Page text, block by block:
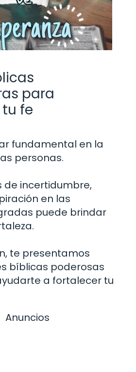
para
fe
fundamental en la
personas.
de incertidumbre,
en las
puede brindar
te presentamos
bíblicas poderosas
a fortalecer tu
Anuncios